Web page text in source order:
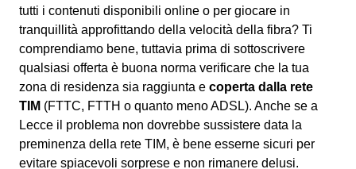
tutti i contenuti disponibili online o per giocare in
tranquillità approfittando della velocità della fibra? Ti
comprendiamo bene, tuttavia prima di sottoscrivere
qualsiasi offerta è buona norma verificare che la tua
zona di residenza sia raggiunta e coperta dalla rete
TIM (FTTC, FTTH o quanto meno ADSL). Anche se a
Lecce il problema non dovrebbe sussistere data la
preminenza della rete TIM, è bene esserne sicuri per
evitare spiacevoli sorprese e non rimanere delusi.